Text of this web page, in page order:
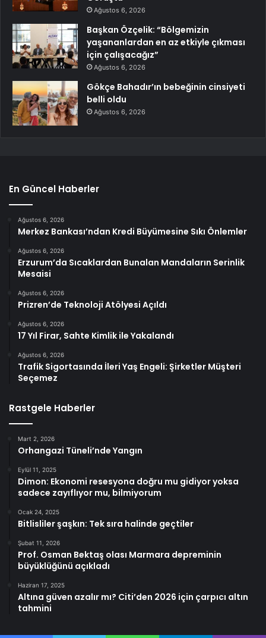
Ağustos 6, 2026
Başkan Özçelik: “Bölgemizin
yaşananlardan en az etkiyle çıkması
için çalışacağız”
Ağustos 6, 2026
Gökçe Bahadır’ın bebeğinin cinsiyeti
belli oldu
Ağustos 6, 2026
En Güncel Haberler
Ağustos 6, 2026
Merkez Bankası’ndan Kredi Büyümesine Sıkı Önlemler
Ağustos 6, 2026
Erzurum’da Sıcaklardan Bunalan Mandaların Serinlik
Mesaisi
Ağustos 6, 2026
Prizren’de Teknoloji Atölyesi Açıldı
Ağustos 6, 2026
17 Yıl Firar, Sahte Kimlik ile Yakalandı
Ağustos 6, 2026
Trafik Sigortasında İleri Yaş Engeli: Şirketler Müşteri
Seçemez
Rastgele Haberler
Mart 2, 2026
Orhangazi Tüneli’nde Yangın
Eylül 11, 2025
Dimon: Ekonomi resesyona doğru mu gidiyor yoksa
sadece zayıflıyor mu, bilmiyorum
Ocak 24, 2025
Bitlisliler şaşkın: Tek sıra halinde geçtiler
Şubat 11, 2026
Prof. Osman Bektaş olası Marmara depreminin
büyüklüğünü açıkladı
Haziran 17, 2025
Altına güven azalır mı? Citi’den 2026 için çarpıcı altın
tahmini